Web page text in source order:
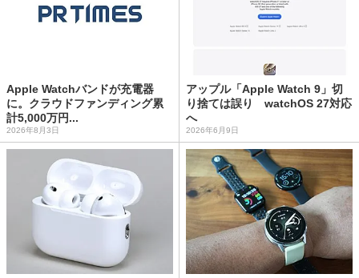
Apple Watchバンドが充電器
に。クラウドファンディング累
計5,000万円...
2026年8月3日
アップル「Apple Watch 9」切
り捨ては誤り watchOS 27対応
へ
2026年6月9日